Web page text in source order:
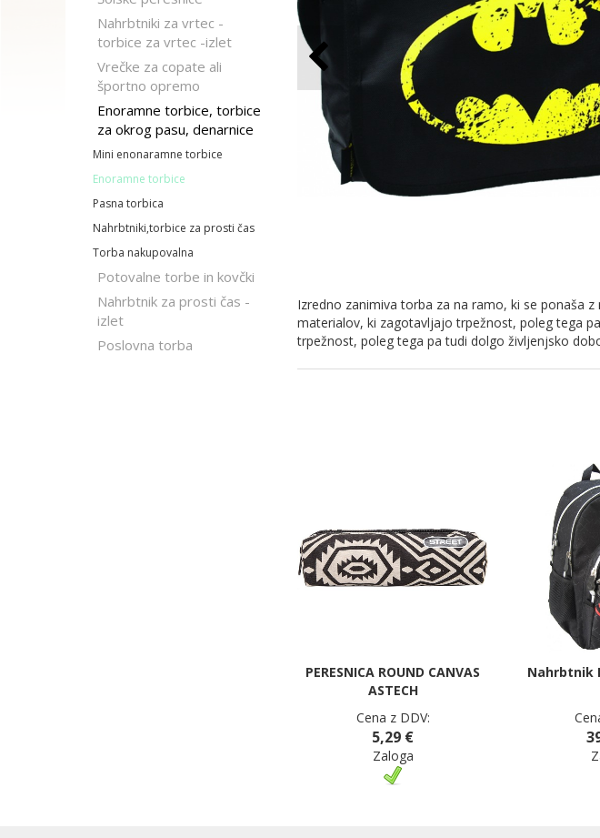
Nahrbtniki za vrtec -
torbice za vrtec -izlet
Vrečke za copate ali
športno opremo
Enoramne torbice, torbice
za okrog pasu, denarnice
Mini enonaramne torbice
Enoramne torbice
Pasna torbica
Nahrbtniki,torbice za prosti čas
Torba nakupovalna
Potovalne torbe in kovčki
Nahrbtnik za prosti čas -
izlet
Poslovna torba
Izredno zanimiva torba za na ramo, ki se ponaša
materialov, ki zagotavljajo trpežnost, poleg tega
trpežnost, poleg tega pa tudi dolgo življenjsko
PERESNICA ROUND CANVAS
ASTECH
Cena z DDV:
5,29 €
Zaloga
Nahrbtnik